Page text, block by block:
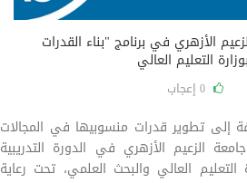
الأزهري في برنامج "بناء القدرات
التعليم العالي
0 إعجاب
إلى تطوير قدرات منسوبيها في المجالات
الزعيم الأزهري في الدورة التدريبية
العالي والبحث العلمي، تحت رعاية